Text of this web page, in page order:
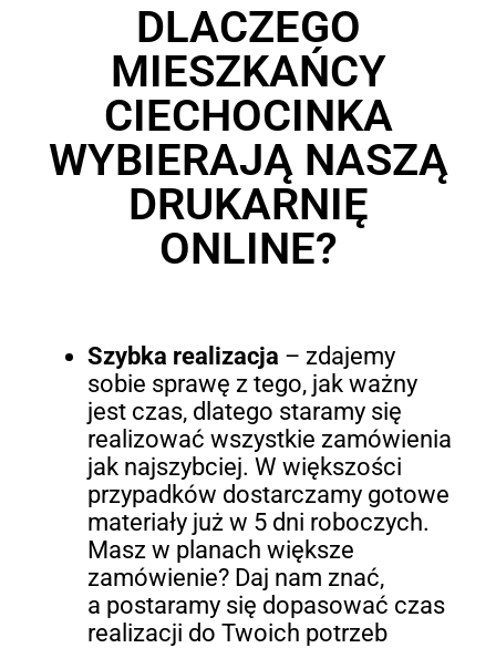
DLACZEGO
MIESZKAŃCY
CIECHOCINKA
WYBIERAJĄ NASZĄ
DRUKARNIĘ
ONLINE?
Szybka realizacja – zdajemy
sobie sprawę z tego, jak ważny
jest czas, dlatego staramy się
realizować wszystkie zamówienia
jak najszybciej. W większości
przypadków dostarczamy gotowe
materiały już w 5 dni roboczych.
Masz w planach większe
zamówienie? Daj nam znać,
a postaramy się dopasować czas
realizacji do Twoich potrzeb